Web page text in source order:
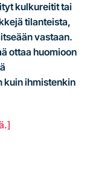
kulkureitit tai
tilanteista,
vastaan.
ottaa huomioon
kuin ihmistenkin
]